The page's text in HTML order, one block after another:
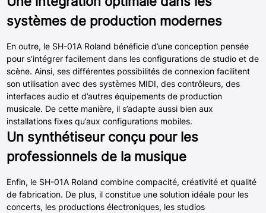
systèmes de production modernes
En outre, le SH-01A Roland bénéficie d’une conception pensée
pour s’intégrer facilement dans les configurations de studio et de
scène. Ainsi, ses différentes possibilités de connexion facilitent
son utilisation avec des systèmes MIDI, des contrôleurs, des
interfaces audio et d’autres équipements de production
musicale. De cette manière, il s’adapte aussi bien aux
installations fixes qu’aux configurations mobiles.
Un synthétiseur conçu pour les
professionnels de la musique
Enfin, le SH-01A Roland combine compacité, créativité et qualité
de fabrication. De plus, il constitue une solution idéale pour les
concerts, les productions électroniques, les studios